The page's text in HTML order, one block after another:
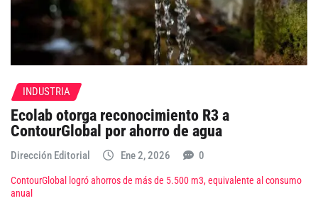
INDUSTRIA
Ecolab otorga reconocimiento R3 a
ContourGlobal por ahorro de agua
Dirección Editorial Ene 2, 2026 0
ContourGlobal logró ahorros de más de 5.500 m3, equivalente al consumo
anual